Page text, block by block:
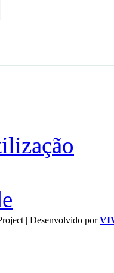
| Desenvolvido por